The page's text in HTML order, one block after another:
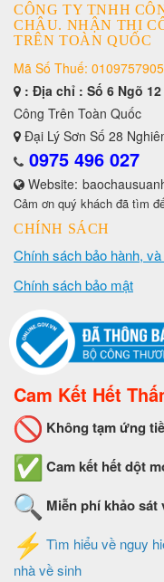
CÔNG TY TNHH
CHÂU. NHẬN THI
TRÊN TOÀN QUỐC
Mã Số Thuế: 0109757905
: Địa chỉ : Số 6 Ngõ
Công Trên Toàn Quốc
Đại Lý Sơn Số 28
0975 496 027
Website:
Cảm ơn quý khách đã tìm
CHÍNH SÁCH
Chính sách bảo hành,
Chính sách bảo mật
Cam Kết Hết
Không tạm ứng
Cam kết hết dột
Miễn phí khảo sát
Tìm hiểu về nguy
nhà về sinh